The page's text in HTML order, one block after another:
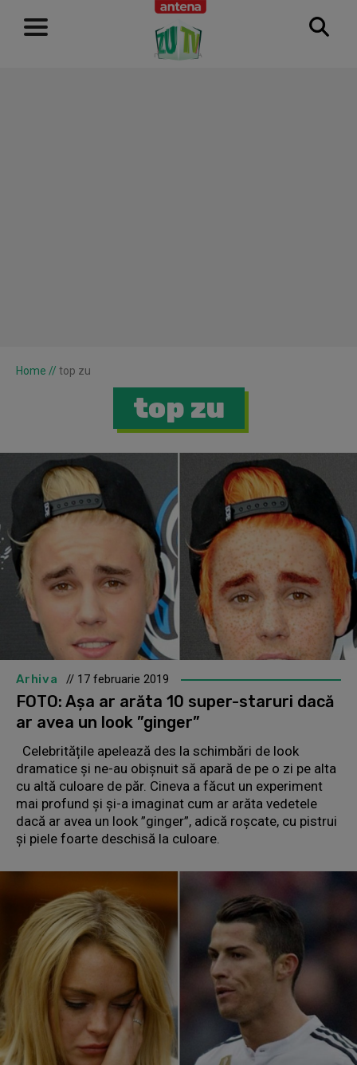
RECLAMĂ
Home // top zu
top zu
Arhiva // 17 februarie 2019
FOTO: Așa ar arăta 10 super-staruri dacă
ar avea un look ”ginger”
Celebritățile apelează des la schimbări de look
dramatice și ne-au obișnuit să apară de pe o zi pe alta
cu altă culoare de păr. Cineva a făcut un experiment
mai profund și și-a imaginat cum ar arăta vedetele
dacă ar avea un look ”ginger”, adică roșcate, cu pistrui
și piele foarte deschisă la culoare.